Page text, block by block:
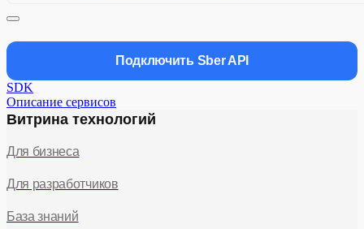
Подключить Sber API
SDK
Описание сервисов
Витрина технологий
Для бизнеса
Для разработчиков
База знаний